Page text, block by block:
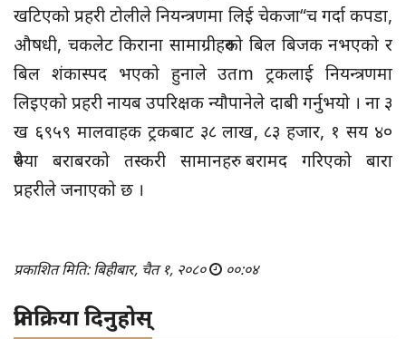
खटिएको प्रहरी टोलीले नियन्त्रणमा लिई चेकजा“च गर्दा कपडा,
औषधी, चकलेट किराना सामाग्रीहरुको बिल बिजक नभएको र
बिल शंकास्पद भएको हुनाले उतm ट्रकलाई नियन्त्रणमा
लिइएको प्रहरी नायब उपरिक्षक न्यौपानेले दाबी गर्नुभयो । ना ३
ख ६९५९ मालवाहक ट्रकबाट ३८ लाख, ८३ हजार, १ सय ४०
रुपैया बराबरको तस्करी सामानहरु बरामद गरिएको बारा
प्रहरीले जनाएको छ ।
प्रकाशित मिति: बिहीबार, चैत १, २०८० ००:०४
प्रतिक्रिया दिनुहोस्